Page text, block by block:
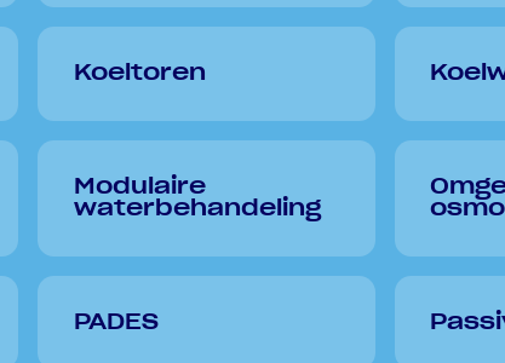
Koeltoren
Modulaire
waterbehandeling
PADES